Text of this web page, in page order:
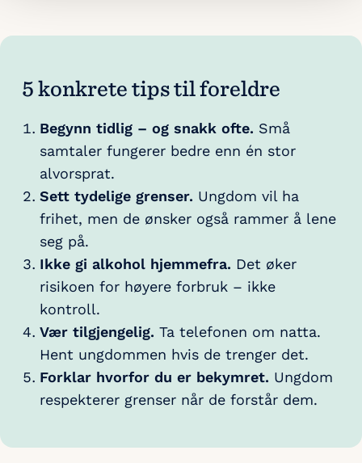
5 konkrete tips til foreldre
Begynn tidlig – og snakk ofte. Små
samtaler fungerer bedre enn én stor
alvorsprat.
Sett tydelige grenser. Ungdom vil ha
frihet, men de ønsker også rammer å lene
seg på.
Ikke gi alkohol hjemmefra. Det øker
risikoen for høyere forbruk – ikke
kontroll.
Vær tilgjengelig. Ta telefonen om natta.
Hent ungdommen hvis de trenger det.
Forklar hvorfor du er bekymret. Ungdom
respekterer grenser når de forstår dem.